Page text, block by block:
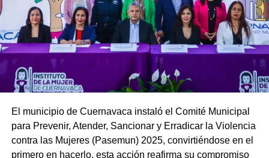
El municipio de Cuernavaca instaló el Comité Municipal
para Prevenir, Atender, Sancionar y Erradicar la Violencia
contra las Mujeres (Pasemun) 2025, convirtiéndose en el
primero en hacerlo, esta acción reafirma su compromiso